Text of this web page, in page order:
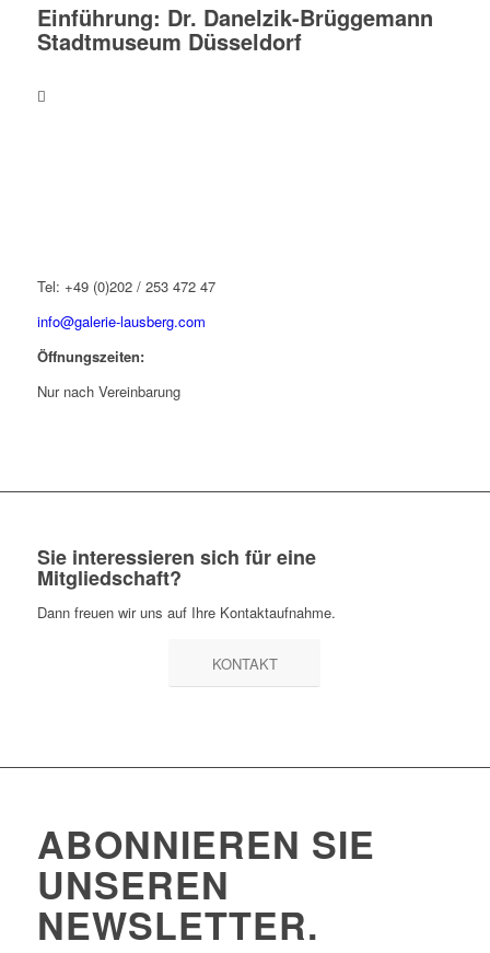
Einführung: Dr. Danelzik-Brüggemann
Stadtmuseum Düsseldorf
Tel: +49 (0)202 / 253 472 47
info@galerie-lausberg.com
Öffnungszeiten:
Nur nach Vereinbarung
Sie interessieren sich für eine
Mitgliedschaft?
Dann freuen wir uns auf Ihre Kontaktaufnahme.
KONTAKT
ABONNIEREN SIE
UNSEREN
NEWSLETTER.